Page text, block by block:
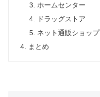
ホームセンター
ドラッグストア
ネット通販ショップ
まとめ